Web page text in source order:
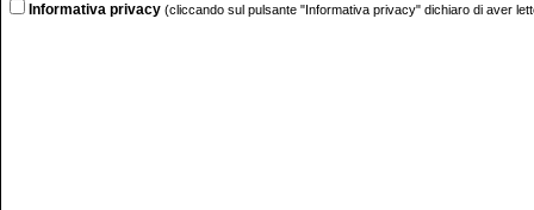
Informativa privacy (cliccando sul pulsante "Informativa privacy" dichiaro di aver